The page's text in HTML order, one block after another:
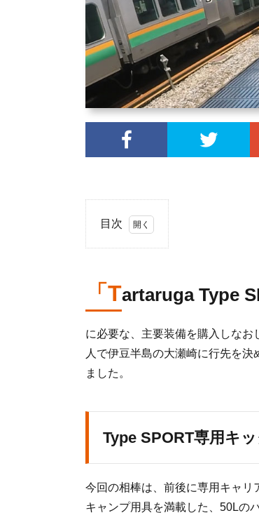
目次
1.
Type
SPORT +
キャンプツ
1.1.
Type
SPORT
1.2.
様に
ラク
「Tartaruga Type
に必要な、主要装備を購入しな
人で伊豆半島の大瀬崎に行先を
ました。
Type SPORT専用キ
今回の相棒は、前後に専用キャリ
キャンプ用具を満載した、50Lの